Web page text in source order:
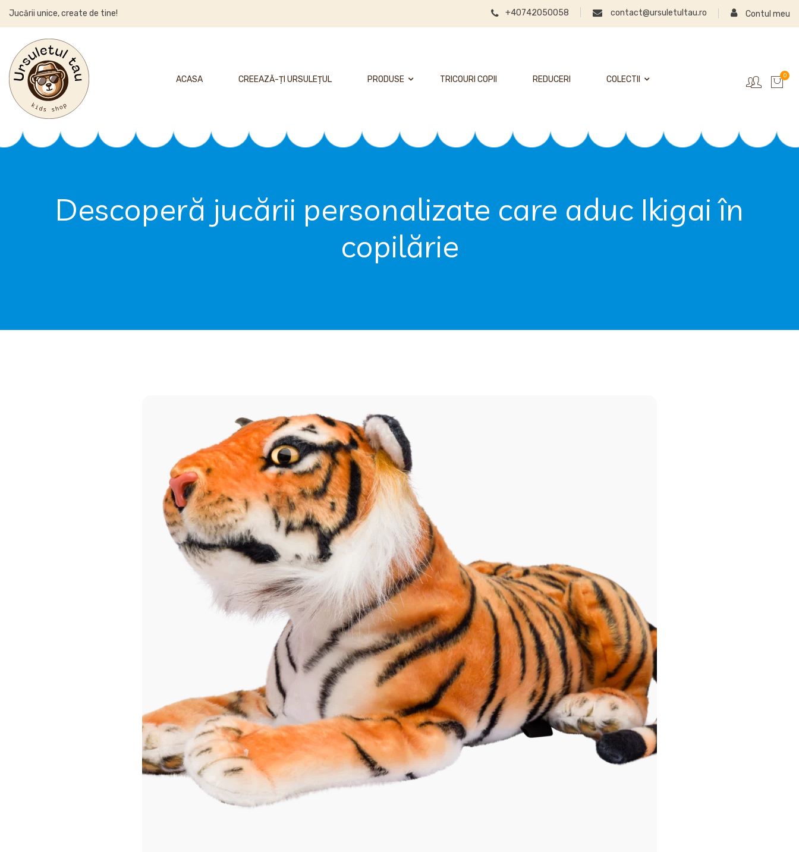
Jucării unice, create de tine! +40742050058 contact@ursuletultau.ro Contul meu
ACASA CREEAZĂ-ȚI URSULEȚUL PRODUSE TRICOURI COPII REDUCERI COLECTII 0
Descoperă jucării personalizate care aduc Ikigai în
copilărie